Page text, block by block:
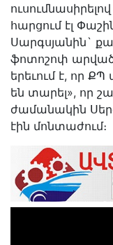
հարցում էլ
Սարգսյանին`
ֆոտոշոփ արված
երեւում է, որ
են տարել», որ
ժամանակին
էին մոնտաժում։